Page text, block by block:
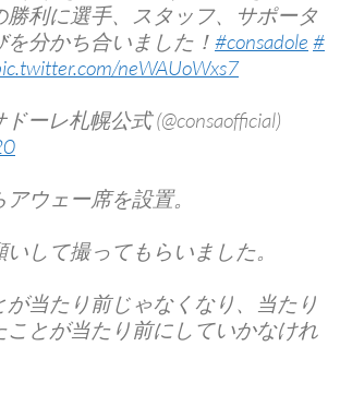
勝利に選手、スタッフ、サポータ
分かち合いました！ #consadole #
neWAUoWxs7
ーレ札幌公式 (@consaofficial)
ウェー席を設置。
して撮ってもらいました。
が当たり前じゃなくなり、当たり
ことが当たり前にしていかなけれ